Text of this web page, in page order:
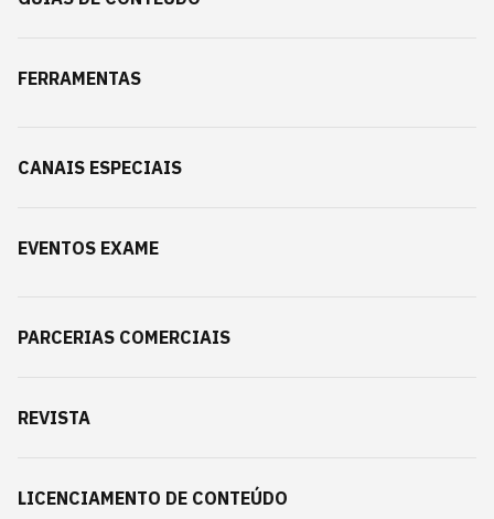
FERRAMENTAS
CANAIS ESPECIAIS
EVENTOS EXAME
PARCERIAS COMERCIAIS
REVISTA
LICENCIAMENTO DE CONTEÚDO